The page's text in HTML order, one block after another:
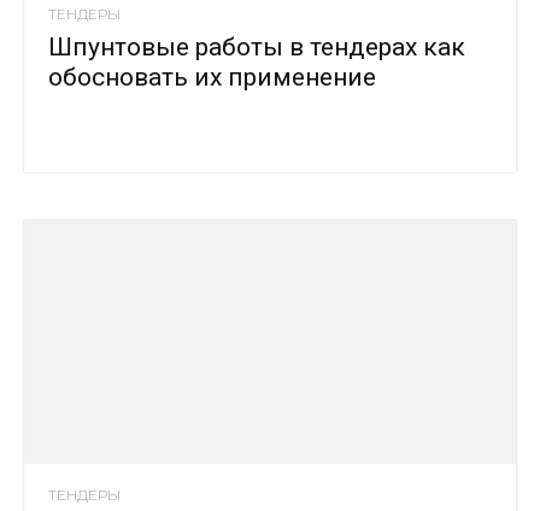
ТЕНДЕРЫ
Шпунтовые работы в тендерах как
обосновать их применение
ТЕНДЕРЫ